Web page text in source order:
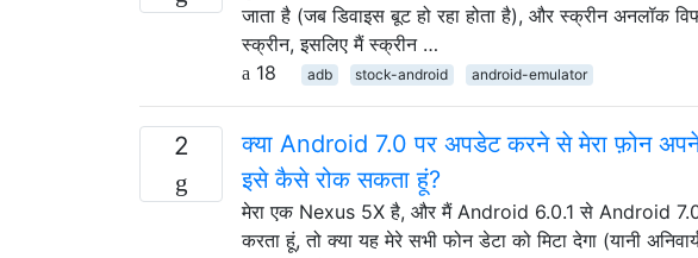
जाता है (जब डिवाइस बूट हो रहा होता है), और स्क्रीन अनलॉक
स्क्रीन, इसलिए मैं स्क्रीन …
18
adb stock-android android-emulator
2
क्या Android 7.0 पर अपडेट करने से मेरा फ़ोन अपने
इसे कैसे रोक सकता हूं?
मेरा एक Nexus 5X है, और मैं Android 6.0.1 से Android 7.0
करता हूं, तो क्या यह मेरे सभी फोन डेटा को मिटा देगा (यानी